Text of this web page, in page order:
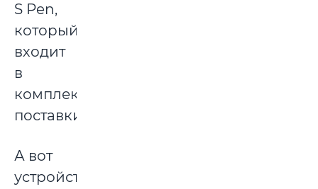
S Pen,
который
входит
в
комплект
поставки.
А вот
устройства